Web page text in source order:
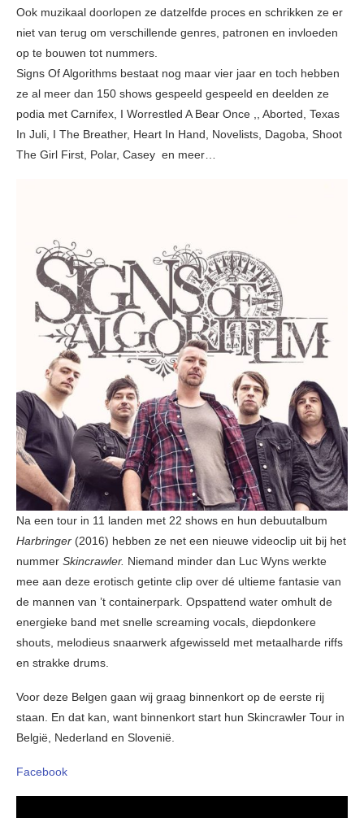
Ook muzikaal doorlopen ze datzelfde proces en schrikken ze er
niet van terug om verschillende genres, patronen en invloeden
op te bouwen tot nummers.
Signs Of Algorithms bestaat nog maar vier jaar en toch hebben
ze al meer dan 150 shows gespeeld gespeeld en deelden ze
podia met Carnifex, I Worrestled A Bear Once ,, Aborted, Texas
In Juli, I The Breather, Heart In Hand, Novelists, Dagoba, Shoot
The Girl First, Polar, Casey en meer…
Na een tour in 11 landen met 22 shows en hun debuutalbum
Harbringer (2016) hebben ze net een nieuwe videoclip uit bij het
nummer Skincrawler. Niemand minder dan Luc Wyns werkte
mee aan deze erotisch getinte clip over dé ultieme fantasie van
de mannen van ’t containerpark. Opspattend water omhult de
energieke band met snelle screaming vocals, diepdonkere
shouts, melodieus snaarwerk afgewisseld met metaalharde riffs
en strakke drums.
Voor deze Belgen gaan wij graag binnenkort op de eerste rij
staan. En dat kan, want binnenkort start hun Skincrawler Tour in
België, Nederland en Slovenië.
Facebook